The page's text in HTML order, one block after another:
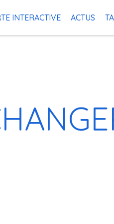
INTERACTIVE ACTUS